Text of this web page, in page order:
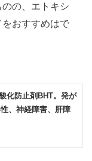
の、エトキシ
おすすめはで
化防止剤BHT。発が
、神経障害、肝障